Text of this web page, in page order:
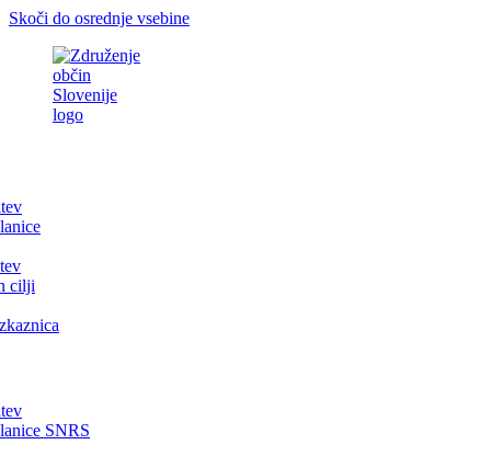
Skoči do osrednje vsebine
cilji
SNRS